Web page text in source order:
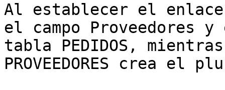
Al establecer el
el campo Proveedores
tabla PEDIDOS,
PROVEEDORES crea el